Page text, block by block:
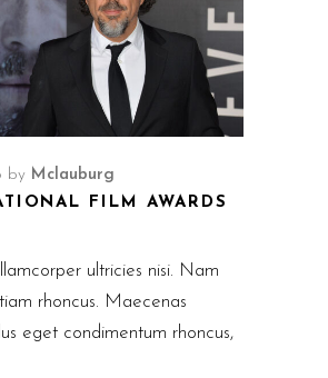
by Mclauburg
FILM AWARDS
ultricies nisi. Nam
rhoncus. Maecenas
eget condimentum rhoncus,